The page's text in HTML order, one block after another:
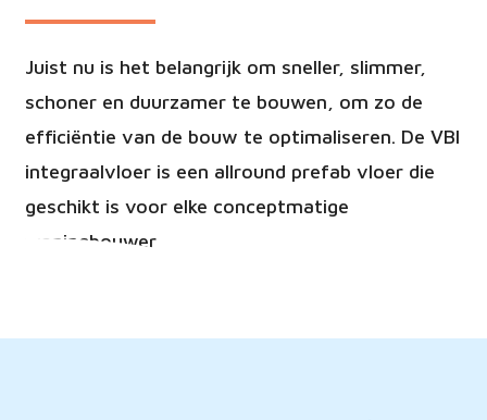
Juist nu is het belangrijk om sneller, slimmer,
schoner en duurzamer te bouwen, om zo de
efficiëntie van de bouw te optimaliseren. De VBI
integraalvloer is een allround prefab vloer die
geschikt is voor elke conceptmatige
woningbouwer